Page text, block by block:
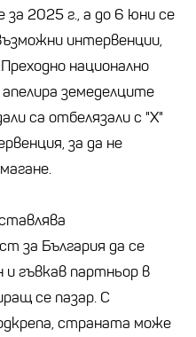
2025 г., а до 6 юни се
интервенции,
национално
земеделците
са отбелязали с "Х"
за да не
за България да се
гъвкав партньор в
се пазар. С
страната може